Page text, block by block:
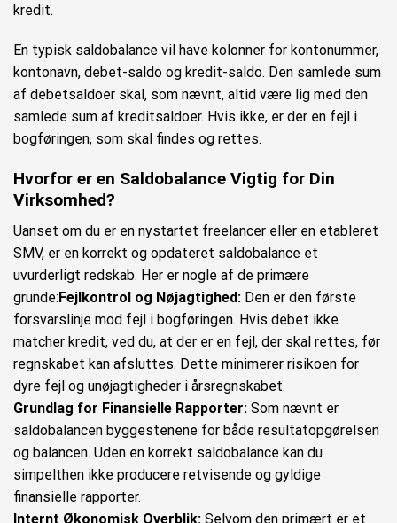
kredit.
En typisk saldobalance vil have kolonner for kontonummer,
kontonavn, debet-saldo og kredit-saldo. Den samlede sum
af debetsaldoer skal, som nævnt, altid være lig med den
samlede sum af kreditsaldoer. Hvis ikke, er der en fejl i
bogføringen, som skal findes og rettes.
Hvorfor er en Saldobalance Vigtig for Din
Virksomhed?
Uanset om du er en nystartet freelancer eller en etableret
SMV, er en korrekt og opdateret saldobalance et
uvurderligt redskab. Her er nogle af de primære
grunde:Fejlkontrol og Nøjagtighed: Den er den første
forsvarslinje mod fejl i bogføringen. Hvis debet ikke
matcher kredit, ved du, at der er en fejl, der skal rettes, før
regnskabet kan afsluttes. Dette minimerer risikoen for
dyre fejl og unøjagtigheder i årsregnskabet.
Grundlag for Finansielle Rapporter: Som nævnt er
saldobalancen byggestenene for både resultatopgørelsen
og balancen. Uden en korrekt saldobalance kan du
simpelthen ikke producere retvisende og gyldige
finansielle rapporter.
Internt Økonomisk Overblik: Selvom den primært er et